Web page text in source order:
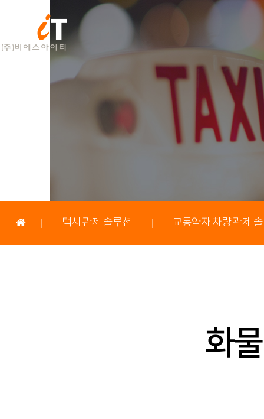
택시 관제 솔루션 교통약자 차량 관제
화